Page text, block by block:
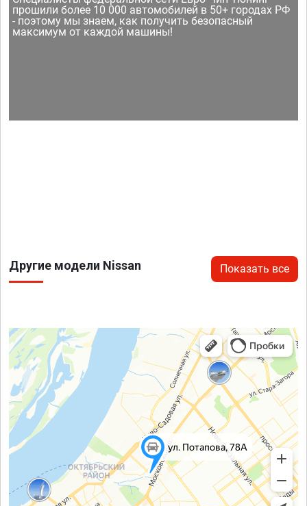
прошили более 10 000 автомобилей в 50+ городах РФ
- поэтому мы знаем, как получить безопасный
максимум от каждой машины!
Другие модели Nissan Показать все